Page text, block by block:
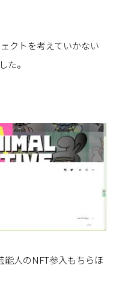
クトを考えていかない
た。
能人のNFT参入もちらほ